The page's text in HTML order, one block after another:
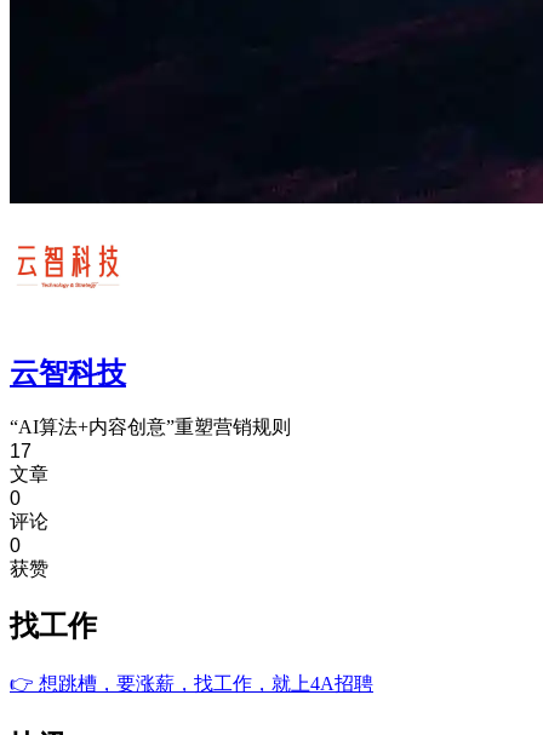
云智科技
“AI算法+内容创意”重塑营销规则
17
文章
0
评论
0
获赞
找工作
👉 想跳槽，要涨薪，找工作，就上4A招聘